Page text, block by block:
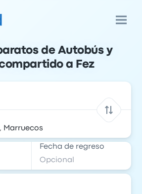
de Autobús y
a Fez
Fecha de regreso